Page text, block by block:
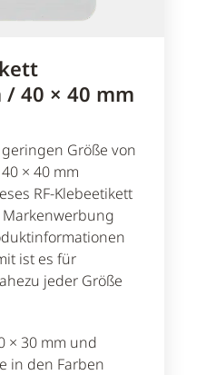
/ 40 × 40 mm
Größe von
× 40 mm
RF-Klebeetikett
ist es für
jeder Größe
× 30 mm und
in den Farben